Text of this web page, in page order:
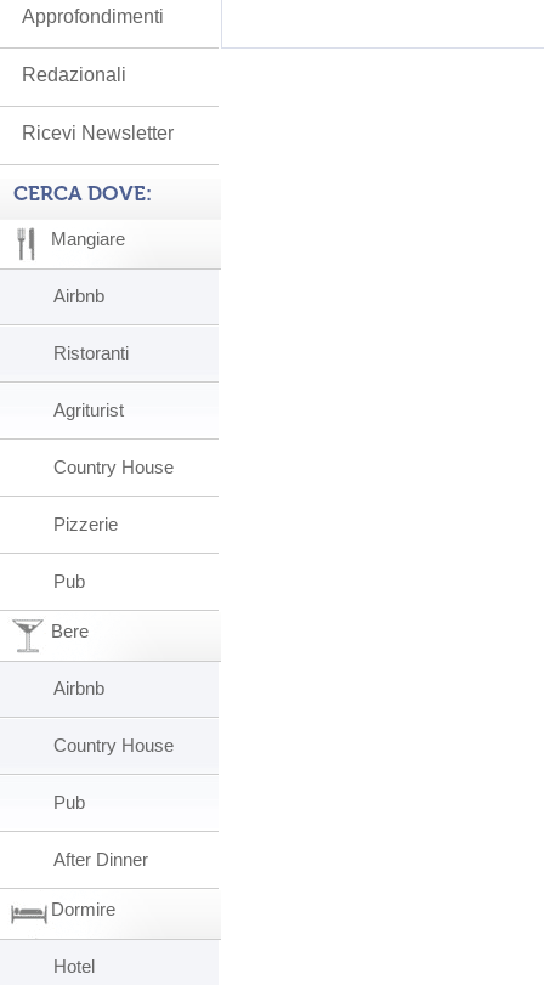
Approfondimenti
Redazionali
Ricevi Newsletter
CERCA DOVE:
Mangiare
Airbnb
Ristoranti
Agriturist
Country House
Pizzerie
Pub
Bere
Airbnb
Country House
Pub
After Dinner
Dormire
Hotel